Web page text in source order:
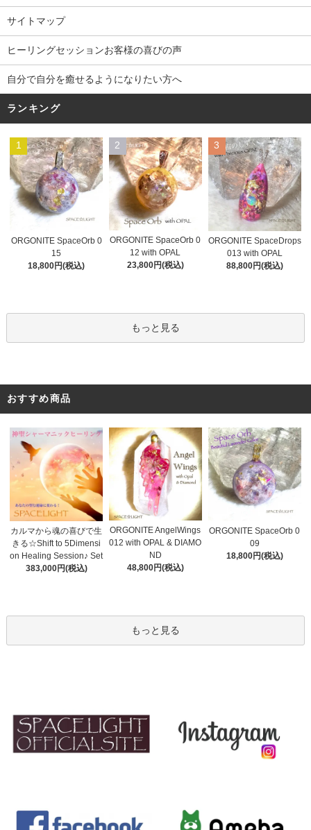
サイトマップ
ヒーリングセッションお客様の喜びの声
自分で自分を癒せるようになりたい方へ
ランキング
1
ORGONITE SpaceOrb 0
15
18,800円(税込)
2
ORGONITE SpaceOrb 0
12 with OPAL
23,800円(税込)
3
ORGONITE SpaceDrops
013 with OPAL
88,800円(税込)
もっと見る
おすすめ商品
カルマから魂の喜びで生
きる☆Shift to 5Dimensi
on Healing Session♪ Set
383,000円(税込)
ORGONITE AngelWings
012 with OPAL & DIAMO
ND
48,800円(税込)
ORGONITE SpaceOrb 0
09
18,800円(税込)
もっと見る